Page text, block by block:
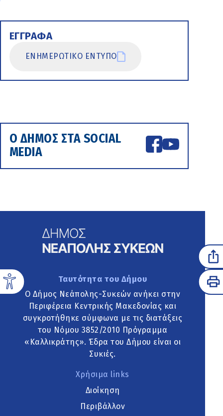
ΕΓΓΡΑΦΑ
ΕΝΗΜΕΡΩΤΙΚΟ ΕΝΤΥΠΟ
Ο ΔΗΜΟΣ ΣΤΑ SOCIAL
MEDIA
Ταυτότητα του Δήμου
Ο Δήμος Νεάπολης-Συκεών ανήκει στην
Περιφέρεια Κεντρικής Μακεδονίας και
συγκροτήθηκε σύμφωνα με τις διατάξεις
του Νόμου 3852/2010 Πρόγραμμα
«Καλλικράτης». Έδρα του Δήμου είναι οι
Συκιές.
Χρήσιμα links
Διοίκηση
Περιβάλλον